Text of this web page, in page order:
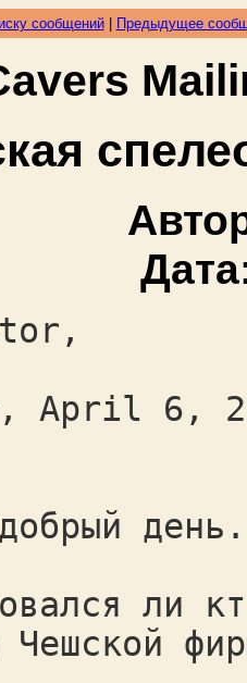
сообщений| Предыдущее
April 6,
день.
ли
Чешской